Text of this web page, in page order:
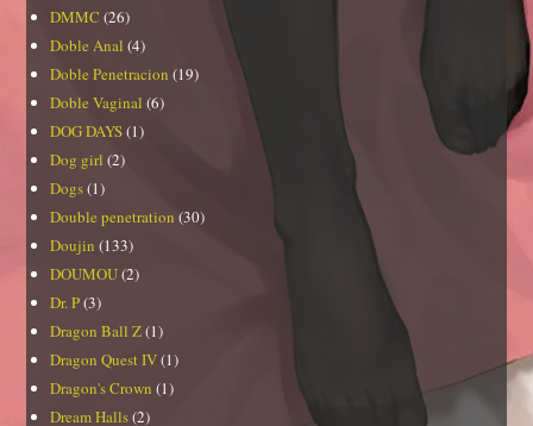
DMMC (26)
Doble Anal (4)
Doble Penetracion (19)
Doble Vaginal (6)
DOG DAYS(1)
Dog girl (2)
Dogs(1)
Double penetration (30)
Doujin (133)
DOUMOU(2)
Dr. P(3)
Dragon Ball Z(1)
Dragon Quest IV(1)
Dragon's Crown (1)
Dream Halls(2)